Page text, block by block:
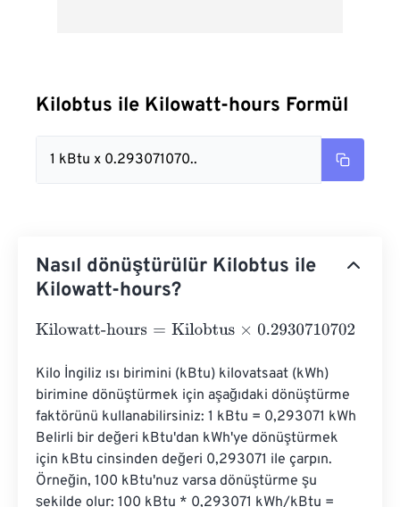
Kilobtus ile Kilowatt-hours Formül
1 kBtu x 0.293071070..
Nasıl dönüştürülür Kilobtus ile
Kilowatt-hours?
Kilowatt-hours=Kilobtus×0.2930710702
Kilo İngiliz ısı birimini (kBtu) kilovatsaat (kWh)
birimine dönüştürmek için aşağıdaki dönüştürme
faktörünü kullanabilirsiniz: 1 kBtu = 0,293071 kWh
Belirli bir değeri kBtu'dan kWh'ye dönüştürmek
için kBtu cinsinden değeri 0,293071 ile çarpın.
Örneğin, 100 kBtu'nuz varsa dönüştürme şu
şekilde olur: 100 kBtu * 0,293071 kWh/kBtu =